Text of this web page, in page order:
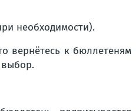
необходимости).
вернётесь к бюллетеням